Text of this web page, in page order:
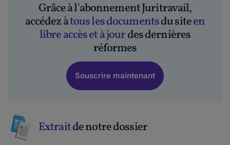
Grâce à l'abonnement Juritravail,
accédez àtous les documentsdu siteen
libre accès et à jourdes dernières
réformes
Souscrire maintenant
Extraitde notre dossier